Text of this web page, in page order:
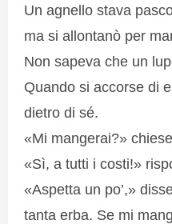
Un agnello stava
ma si allontanò per
Non sapeva che un
Quando si accorse di
dietro di sé.
«Mi mangerai?»
«Sì, a tutti i costi!»
«Aspetta un po’,»
tanta erba. Se mi